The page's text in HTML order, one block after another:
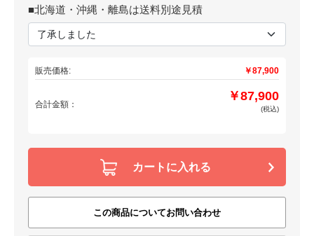
■北海道・沖縄・離島は送料別途見積
販売価格: ￥87,900
合計金額：
￥87,900
(税込)
カートに入れる
この商品についてお問い合わせ